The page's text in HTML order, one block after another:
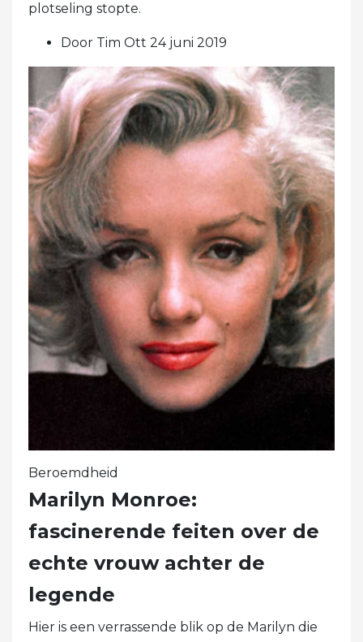
plotseling stopte.
Door Tim Ott 24 juni 2019
Beroemdheid
Marilyn Monroe:
fascinerende feiten over de
echte vrouw achter de
legende
Hier is een verrassende blik op de Marilyn die